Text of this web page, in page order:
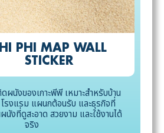
PHI MAP WALL
STICKER
นังของเกาะพีพี เหมาะสำหรับบ้าน
โรงแรม แผนกต้อนรับ และธุรกิจที่
งที่ดูสะอาด สวยงาม และใช้งานได้
จริง